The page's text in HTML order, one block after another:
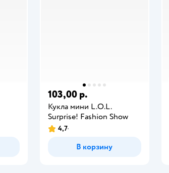
103,00 р.
Кукла мини L.O.L.
Surprise! Fashion Show
4,7
В корзину